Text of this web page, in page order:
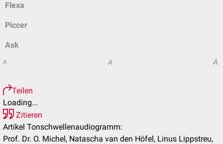
Flexa
Piccer
Ask
A A A
Teilen
Loading...
Zitieren
Artikel Tonschwellenaudiogramm:
Prof. Dr. O. Michel, Natascha van den Höfel, Linus Lippstreu,